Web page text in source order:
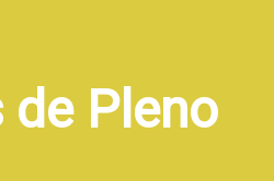
Pleno